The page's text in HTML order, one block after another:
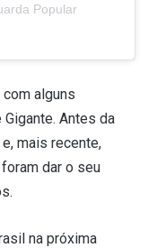
Popular
alguns
Antes da
mais recente,
dar o seu
na próxima